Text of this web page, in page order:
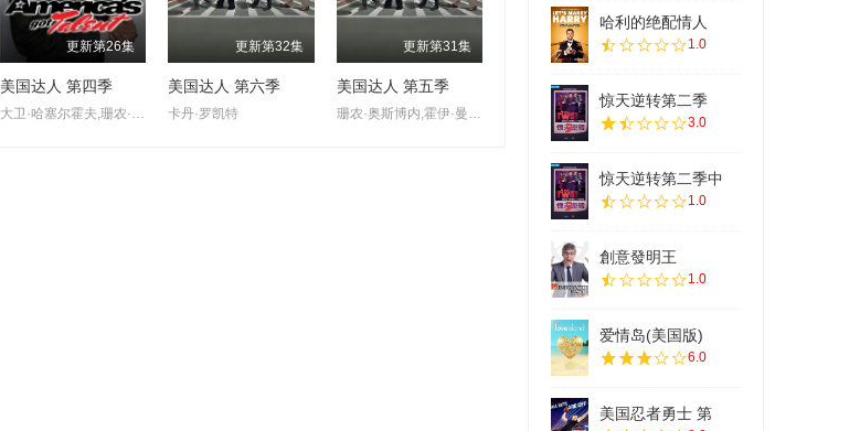
更新第26集
美国达人 第四季
大卫·哈塞尔霍夫,珊农·奥斯博内,皮尔斯·摩根
更新第32集
美国达人 第六季
卡丹·罗凯特
更新第31集
美国达人 第五季
珊农·奥斯博内,霍伊·曼德尔,皮尔斯·摩根
哈利的绝配情人
1.0
惊天逆转第二季
3.0
惊天逆转第二季中
1.0
創意發明王
1.0
爱情岛(美国版)
6.0
美国忍者勇士 第